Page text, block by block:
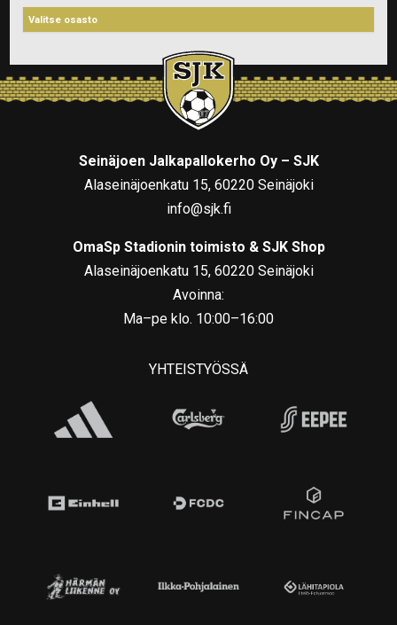
Seinäjoen Jalkapallokerho Oy – SJK
Alaseinäjoenkatu 15, 60220 Seinäjoki
info@sjk.fi
OmaSp Stadionin toimisto & SJK Shop
Alaseinäjoenkatu 15, 60220 Seinäjoki
Avoinna:
Ma–pe klo. 10:00–16:00
YHTEISTYÖSSÄ